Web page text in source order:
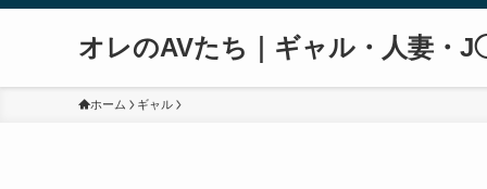
オレのAVたち｜ギャル・人妻・
ホーム ギャル